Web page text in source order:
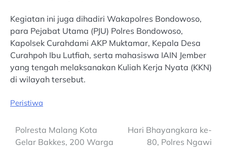
Kegiatan ini juga dihadiri Wakapolres Bondowoso,
para Pejabat Utama (PJU) Polres Bondowoso,
Kapolsek Curahdami AKP Muktamar, Kepala Desa
Curahpoh Ibu Lutfiah, serta mahasiswa IAIN Jember
yang tengah melaksanakan Kuliah Kerja Nyata (KKN)
di wilayah tersebut.
Peristiwa
Post
Polresta Malang Kota
Gelar Bakkes, 200 Warga
Hari Bhayangkara ke-
80, Polres Ngawi